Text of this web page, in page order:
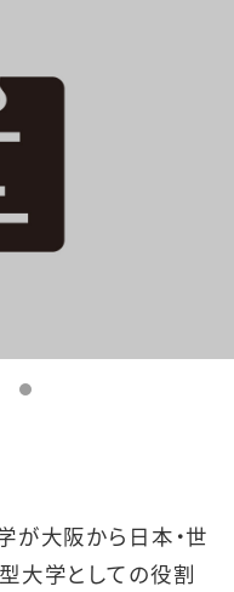
が大阪から日本・世
大学としての役割